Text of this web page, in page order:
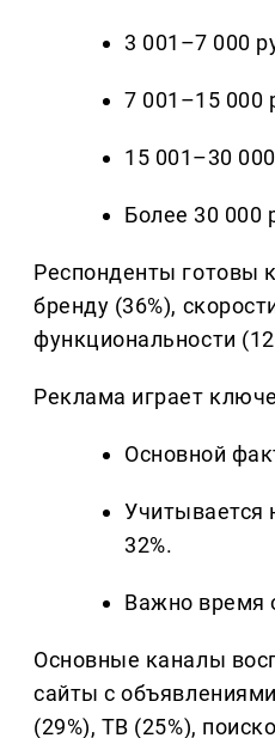
3 001–7 000
7 001–15 000
15 001–30
Более 30 000
Респонденты готовы
бренду (36%),
функциональности
Реклама играет
Основной
Учитывается
32%.
Важно время
Основные каналы
сайты с
(29%), ТВ (25%),